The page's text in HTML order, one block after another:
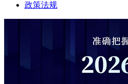
政策法规